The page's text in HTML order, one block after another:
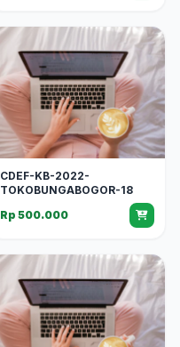
CDEF-KB-2022-
TOKOBUNGABOGOR-18
Rp 500.000